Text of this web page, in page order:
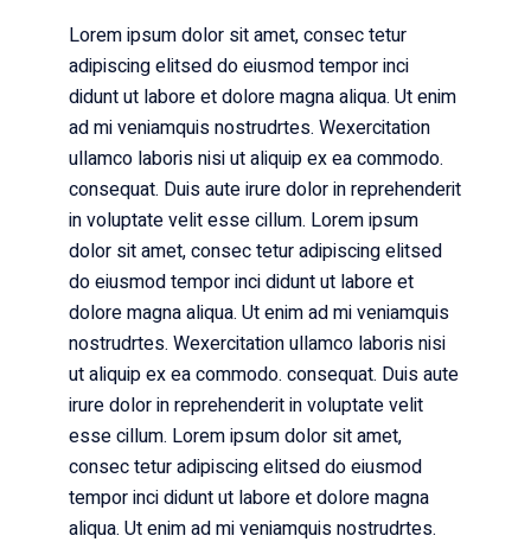
Lorem ipsum dolor sit amet, consec tetur
adipiscing elitsed do eiusmod tempor inci
didunt ut labore et dolore magna aliqua. Ut enim
ad mi veniamquis nostrudrtes. Wexercitation
ullamco laboris nisi ut aliquip ex ea commodo.
consequat. Duis aute irure dolor in reprehenderit
in voluptate velit esse cillum. Lorem ipsum
dolor sit amet, consec tetur adipiscing elitsed
do eiusmod tempor inci didunt ut labore et
dolore magna aliqua. Ut enim ad mi veniamquis
nostrudrtes. Wexercitation ullamco laboris nisi
ut aliquip ex ea commodo. consequat. Duis aute
irure dolor in reprehenderit in voluptate velit
esse cillum. Lorem ipsum dolor sit amet,
consec tetur adipiscing elitsed do eiusmod
tempor inci didunt ut labore et dolore magna
aliqua. Ut enim ad mi veniamquis nostrudrtes.